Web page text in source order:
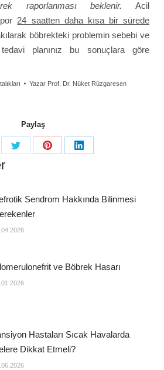
raporlanması beklenir. Acil
24 saatten daha kısa bir sürede
böbrekteki problemin sebebi ve
tedavi planınız bu sonuçlara göre
Yazar Prof. Dr. Nüket Rüzgaresen
Paylaş
Sendrom Hakkında Bilinmesi
ve Böbrek Hasarı
Hastaları Sıcak Havalarda
Dikkat Etmeli?